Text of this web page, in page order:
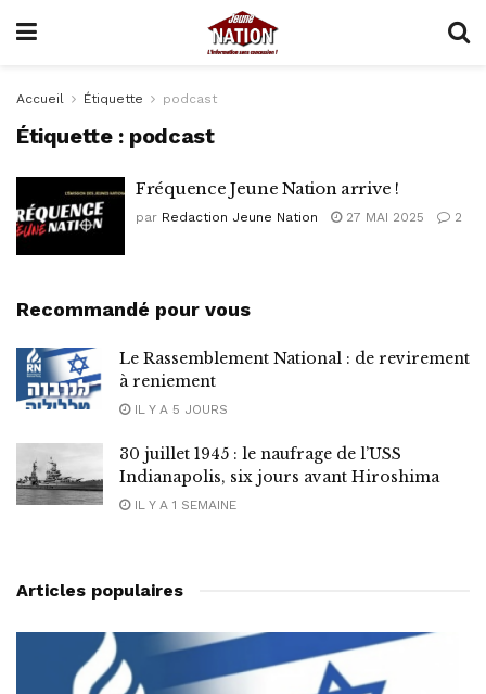
Accueil Étiquette podcast
Étiquette : podcast
Fréquence Jeune Nation arrive !
par Redaction Jeune Nation 27 MAI 2025 2
Recommandé pour vous
Le Rassemblement National : de revirement
à reniement
IL Y A 5 JOURS
30 juillet 1945 : le naufrage de l’USS
Indianapolis, six jours avant Hiroshima
IL Y A 1 SEMAINE
Articles populaires